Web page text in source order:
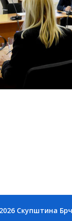
Скупштина